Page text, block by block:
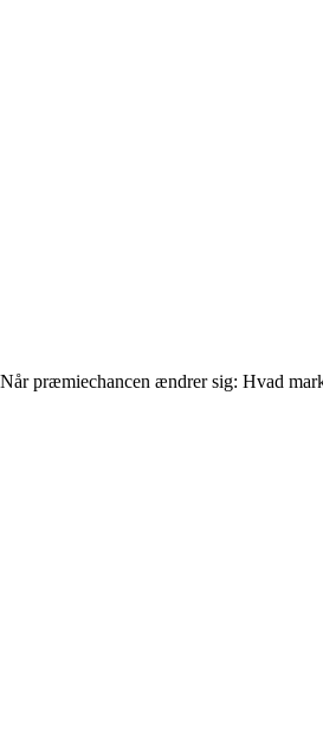
Når præmiechancen ændrer sig: Hvad